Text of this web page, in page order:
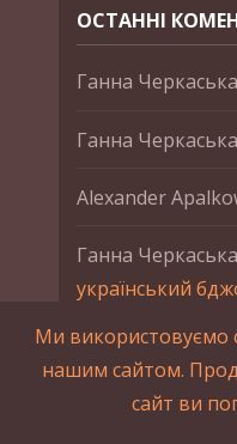
ОСТАННІ
Ганна Черкаська
Ганна Черкаська
Alexander
Ганна Черкаська
український
Ганна Черкаська
2015-2023 ©
При використанні
Ми використовуємо
нашим сайтом.
сайт ви